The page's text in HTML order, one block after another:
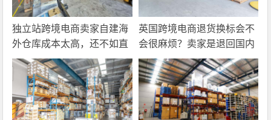
独立站跨境电商卖家自建海
外仓库成本太高，还不如直
接找第三方自营海外仓！
英国跨境电商退货换标会不
会很麻烦？卖家是退回国内
还是在海外直接处理？